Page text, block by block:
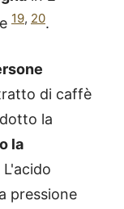
19, 20.
di caffè
la
la
L'acido
pressione